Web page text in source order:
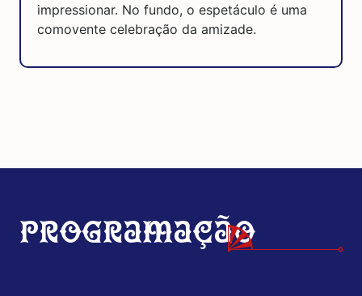
impressionar. No fundo, o espetáculo é uma
comovente celebração da amizade.
Programação